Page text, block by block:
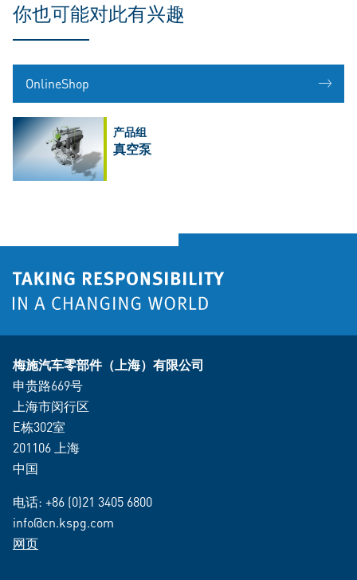
你也可能对此有兴趣
OnlineShop
产品组
真空泵
梅施汽车零部件（上海）有限公司
申贵路669号
上海市闵行区
E栋302室
201106 上海
中国
电话: +86 (0)21 3405 6800
info@cn.kspg.com
网页